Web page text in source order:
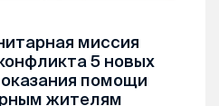
миссия
5 новых
помощи
жителям